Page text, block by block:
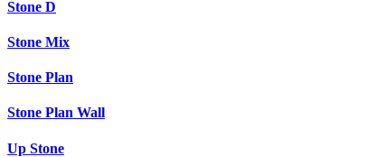
Stone D
Stone Mix
Stone Plan
Stone Plan Wall
Up Stone